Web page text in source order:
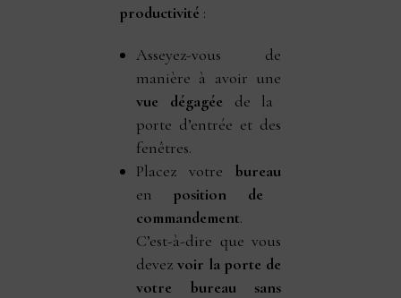
productivité :
Asseyez-vous de
manière à avoir une
vue dégagée de la
porte d’entrée et des
fenêtres.
Placez votre bureau
enposition de
commandement.
C’est-à-dire que vous
devezvoir la porte de
votre bureau
sans